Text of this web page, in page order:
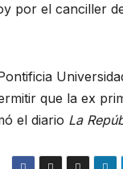
por el canciller
que la ex
el diario La